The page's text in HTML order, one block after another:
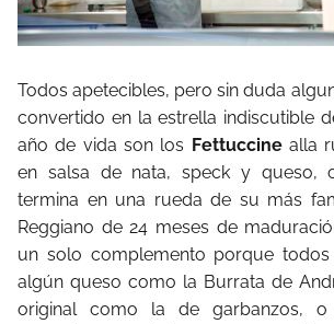
Todos apetecibles, pero sin duda
convertido en la estrella indiscutible
año de vida son los Fettuccinealla
en salsa de nata, speck y queso,
termina en una rueda de su más
Reggiano de 24 meses de
un solo complemento porque todos
algún queso como la Burrata de
original como la de garbanzos,